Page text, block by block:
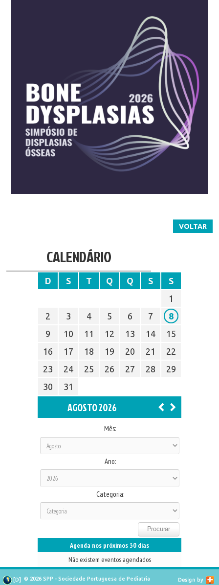
VOLTAR
CALENDÁRIO
D S T Q Q S
S
1
2
3 4 5 6 7
8
9
10 11 12 13 14
15
16
17 18 19 20 21
22
23
24 25 26 27 28
29
30
31
AGOSTO 2026
Mês:
Ano:
Categoria:
Agenda nos próximos 30 dias
Não existem eventos agendados
[D] © 2026 SPP - Sociedade Portuguesa de Pediatria